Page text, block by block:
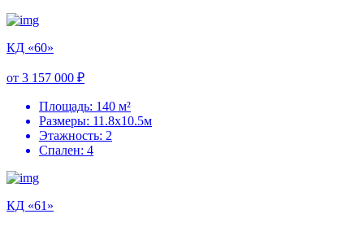
КД «60»
от 3 157 000 ₽
Площадь: 140 м²
Размеры: 11.8х10.5м
Этажность: 2
Спален: 4
КД «61»